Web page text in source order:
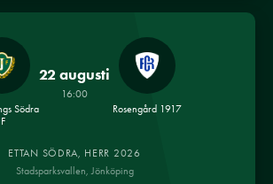
Södra
IF
22 augusti
16:00
Rosengård 1917
ETTAN SÖDRA, HERR 2026
Stadsparksvallen, Jönköping